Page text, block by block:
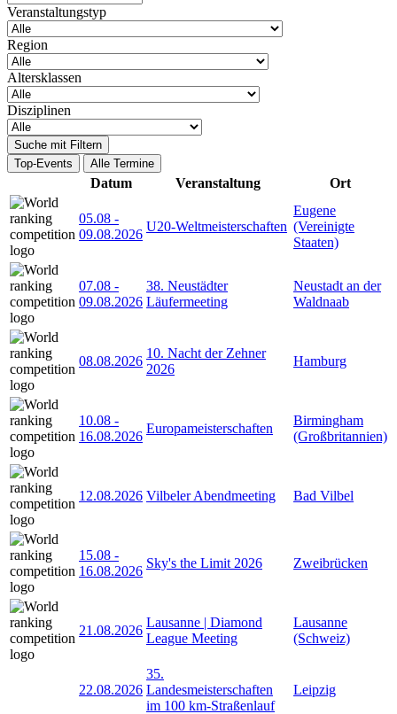
Veranstaltungstyp
Region
Altersklassen
Disziplinen
Suche mit Filtern
Top-Events
Alle Termine
Datum Veranstaltung Ort
05.08 -
09.08.2026
U20-Weltmeisterschaften
Eugene
(Vereinigte
Staaten)
07.08 -
09.08.2026
38. Neustädter
Läufermeeting
Neustadt an der
Waldnaab
08.08.2026
10. Nacht der Zehner
2026
Hamburg
10.08 -
16.08.2026
Europameisterschaften
Birmingham
(Großbritannien)
12.08.2026 Vilbeler Abendmeeting Bad Vilbel
15.08 -
16.08.2026
Sky's the Limit 2026 Zweibrücken
21.08.2026
Lausanne | Diamond
League Meeting
Lausanne
(Schweiz)
22.08.2026
35.
Landesmeisterschaften
im 100 km-Straßenlauf
Leipzig